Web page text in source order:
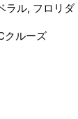
ラル, フロリダ
クルーズ